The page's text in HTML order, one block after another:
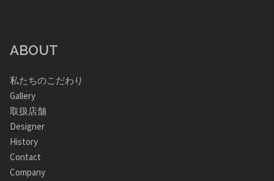
ABOUT
私たちのこだわり
Gallery
取扱店舗
Designer
History
Contact
Company